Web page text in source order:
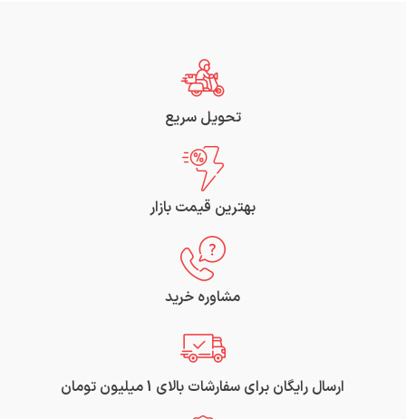
تحویل سریع
بهترین قیمت بازار
مشاوره خرید
ارسال رایگان برای سفارشات بالای 1 میلیون تومان